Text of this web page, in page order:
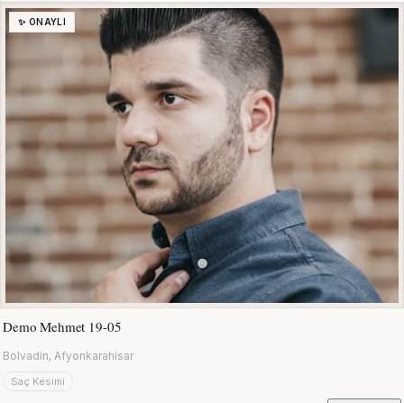
✨ ONAYLI
Demo Mehmet 19-05
Bolvadin, Afyonkarahisar
Saç Kesimi